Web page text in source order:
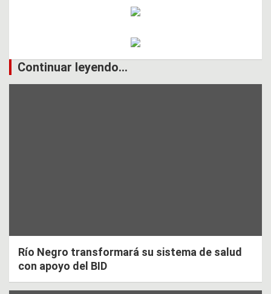
Continuar leyendo...
Río Negro transformará su sistema de salud
con apoyo del BID